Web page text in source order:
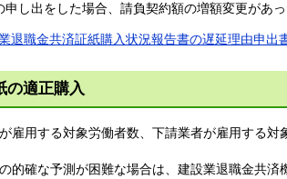
申し出をした場合、請負契約額の増額変更があ
退職金共済証紙購入状況報告書の遅延理由申出
の適正購入
雇用する対象労働者数、下請業者が雇用する
的確な予測が困難な場合は、建設業退職金共